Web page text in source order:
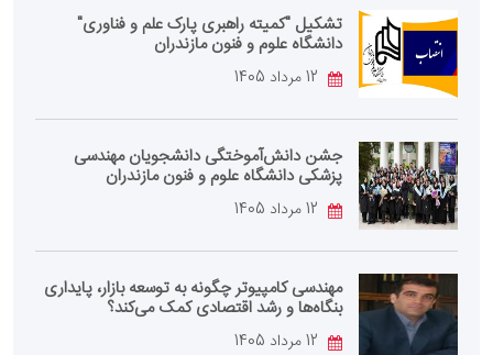
تشکیل "کمیته راهبری پارک علم و فناوری"
دانشگاه علوم و فنون مازندران
جشن دانش‌آموختگی دانشجویان مهندسی
پزشکی دانشگاه علوم و فنون مازندران
مهندسی کامپیوتر چگونه به توسعه بازار، پایداری
بنگاه‌ها و رشد اقتصادی کمک می‌کند؟